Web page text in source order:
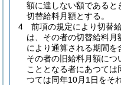
額に達しない額であると
切替給料月額とする。
4
前項の規定により切替
は、その者の切替給料月
により通算される期間を
その者の旧給料月額に
こととなる者にあつて
つては同年10月1日をそ